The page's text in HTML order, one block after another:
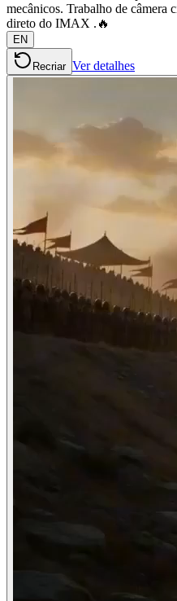
mecânicos. Trabalho de câmera
direto do IMAX .🔥
EN
Recriar Ver detalhes